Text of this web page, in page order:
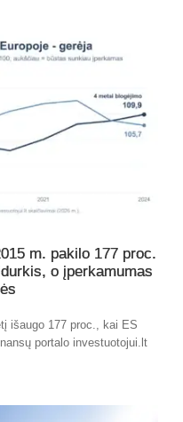
m. pakilo 177 proc.
o įperkamumas
išaugo 177 proc., kai ES
portalo investuotojui.lt